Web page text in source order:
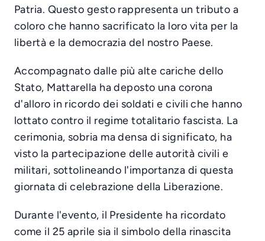
Patria. Questo gesto rappresenta un tributo a
coloro che hanno sacrificato la loro vita per la
libertà e la democrazia del nostro Paese.
Accompagnato dalle più alte cariche dello
Stato, Mattarella ha deposto una corona
d'alloro in ricordo dei soldati e civili che hanno
lottato contro il regime totalitario fascista. La
cerimonia, sobria ma densa di significato, ha
visto la partecipazione delle autorità civili e
militari, sottolineando l'importanza di questa
giornata di celebrazione della Liberazione.
Durante l'evento, il Presidente ha ricordato
come il 25 aprile sia il simbolo della rinascita